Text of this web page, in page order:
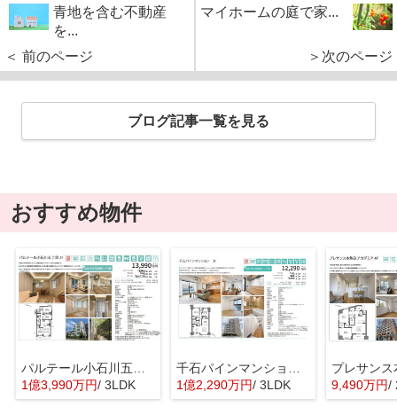
青地を含む不動産
を...
＜ 前のページ
マイホームの庭で家...
＞次のページ
ブログ記事一覧を見る
おすすめ物件
パルテール小石川五丁目 仲介手数料無料＋70万円現金プレゼント中
1億3,990万円/ 3LDK
千石パインマンション 仲介手数料無料＋60万円現金プレゼント中
1億2,290万円/ 3LDK 9,490万円/